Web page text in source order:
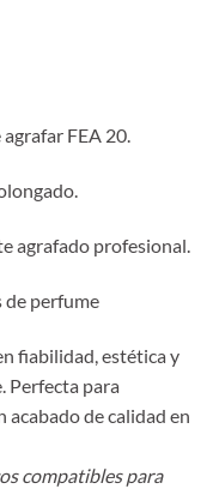
FEA 20.
agrafado profesional.
de perfume
fiabilidad, estética y
Perfecta para
acabado de calidad en
compatibles para